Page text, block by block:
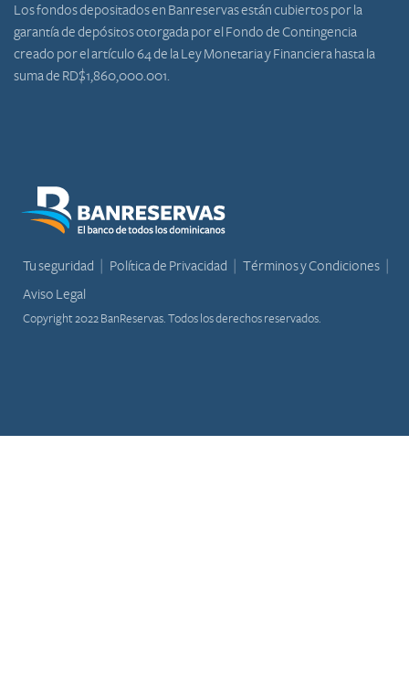
Los fondos depositados en Banreservas están cubiertos por la
garantía de depósitos otorgada por el Fondo de Contingencia
creado por el artículo 64 de la Ley Monetaria y Financiera hasta la
suma de RD$1,860,000.001.
Tu seguridad Política de Privacidad
Términos y Condiciones
Aviso Legal
Copyright 2022 BanReservas. Todos los derechos reservados.